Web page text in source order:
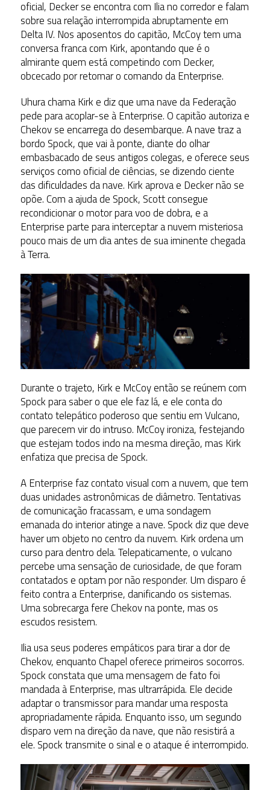
oficial, Decker se encontra com Ilia no corredor e falam
sobre sua relação interrompida abruptamente em
Delta IV. Nos aposentos do capitão, McCoy tem uma
conversa franca com Kirk, apontando que é o
almirante quem está competindo com Decker,
obcecado por retomar o comando da Enterprise.
Uhura chama Kirk e diz que uma nave da Federação
pede para acoplar-se à Enterprise. O capitão autoriza e
Chekov se encarrega do desembarque. A nave traz a
bordo Spock, que vai à ponte, diante do olhar
embasbacado de seus antigos colegas, e oferece seus
serviços como oficial de ciências, se dizendo ciente
das dificuldades da nave. Kirk aprova e Decker não se
opõe. Com a ajuda de Spock, Scott consegue
recondicionar o motor para voo de dobra, e a
Enterprise parte para interceptar a nuvem misteriosa
pouco mais de um dia antes de sua iminente chegada
à Terra.
Durante o trajeto, Kirk e McCoy então se reúnem com
Spock para saber o que ele faz lá, e ele conta do
contato telepático poderoso que sentiu em Vulcano,
que parecem vir do intruso. McCoy ironiza, festejando
que estejam todos indo na mesma direção, mas Kirk
enfatiza que precisa de Spock.
A Enterprise faz contato visual com a nuvem, que tem
duas unidades astronômicas de diâmetro. Tentativas
de comunicação fracassam, e uma sondagem
emanada do interior atinge a nave. Spock diz que deve
haver um objeto no centro da nuvem. Kirk ordena um
curso para dentro dela. Telepaticamente, o vulcano
percebe uma sensação de curiosidade, de que foram
contatados e optam por não responder. Um disparo é
feito contra a Enterprise, danificando os sistemas.
Uma sobrecarga fere Chekov na ponte, mas os
escudos resistem.
Ilia usa seus poderes empáticos para tirar a dor de
Chekov, enquanto Chapel oferece primeiros socorros.
Spock constata que uma mensagem de fato foi
mandada à Enterprise, mas ultrarrápida. Ele decide
adaptar o transmissor para mandar uma resposta
apropriadamente rápida. Enquanto isso, um segundo
disparo vem na direção da nave, que não resistirá a
ele. Spock transmite o sinal e o ataque é interrompido.